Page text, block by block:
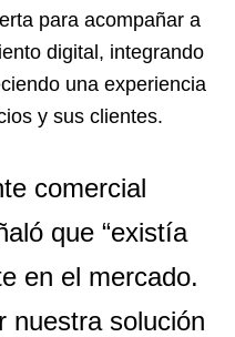
para acompañar a
digital, integrando
una experiencia
y sus clientes.
comercial
que “existía
en el mercado.
nuestra solución